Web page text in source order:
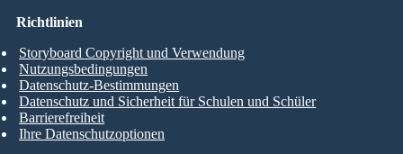
Richtlinien
Storyboard Copyright und Verwendung
Nutzungsbedingungen
Datenschutz-Bestimmungen
Datenschutz und Sicherheit für Schulen und Schüler
Barrierefreiheit
Ihre Datenschutzoptionen